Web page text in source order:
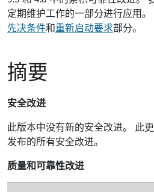
定期维护工作的一部分进行应用
先决条件和重新启动要求部分。
摘要
安全改进
此版本中没有新的安全改进。 此
发布的所有安全改进。
质量和可靠性改进